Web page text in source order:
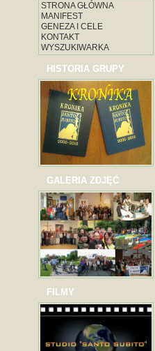
STRONA GŁÓWNA
MANIFEST
GENEZA I CELE
KONTAKT
WYSZUKIWARKA
HISTORIA GRUPY
GALERIA ZDJĘĆ
FILMY